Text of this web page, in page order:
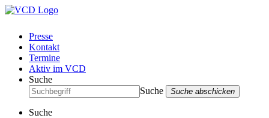
Presse
Kontakt
Termine
Aktiv im VCD
Suche
Suche
Suche abschicken
Suche